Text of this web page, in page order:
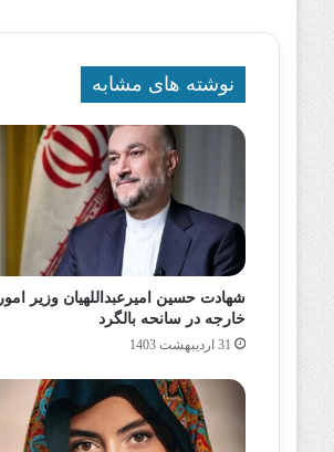
نوشته های مشابه
شهادت حسین امیرعبداللهیان وزیر امور
خارجه در سانحه بالگرد
31 اردیبهشت 1403